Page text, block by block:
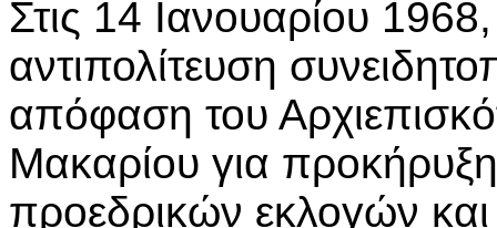
Στις 14 Ιανουαρίου
αντιπολίτευση
απόφαση του
Μακαρίου για προκήρυξη
προεδρικών εκλογών